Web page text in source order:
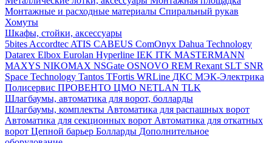
Монтажные и расходные материалы Спиральный рукав
Хомуты
Шкафы, стойки, аксессуары
5bites Accordtec ATIS CABEUS ComOnyx Dahua Technology
Datarex Elbox Eurolan Hyperline IEK ITK MASTERMANN
MAXYS NIKOMAX NSGate OSNOVO REM Rexant SLT SNR
Space Technology Tantos TFortis WRLine ДКС МЭК-Электрика
Полисервис ПРОВЕНТО ЦМО NETLAN TLK
Шлагбаумы, автоматика для ворот, болларды
Шлагбаумы, комплекты Автоматика для распашных ворот
Автоматика для секционных ворот Автоматика для откатных
ворот Цепной барьер Болларды Дополнительное